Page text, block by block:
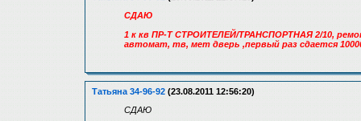
СДАЮ
1 к кв ПР-Т СТРОИТЕЛЕЙ/ТРАНСПОРТНАЯ 2/10,
автомат, тв, мет дверь ,первый раз сдается
Татьяна 34-96-92 (23.08.2011 12:56:20)
СДАЮ